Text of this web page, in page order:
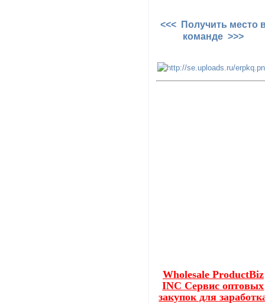
<<< Получить место
команде >>>
Wholesale ProductBiz
INC Сервис оптовых
закупок для